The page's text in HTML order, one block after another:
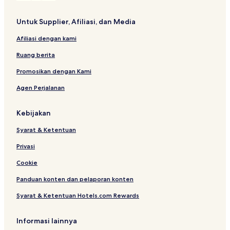
C
n
t
e
r
D
e
z
a
a
n
c
a
Untuk Supplier, Afiliasi, dan Media
Afiliasi dengan kami
Ruang berita
Promosikan dengan Kami
Agen Perjalanan
Kebijakan
Syarat & Ketentuan
Privasi
Cookie
Panduan konten dan pelaporan konten
Syarat & Ketentuan Hotels.com Rewards
Informasi lainnya